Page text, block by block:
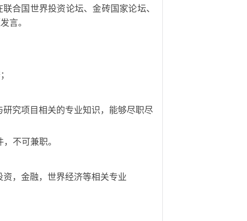
合国世界投资论坛、金砖国家论坛、
言。
研究项目相关的专业知识，能够尽职尽
不可兼职。
， 金融，世界经济等相关专业